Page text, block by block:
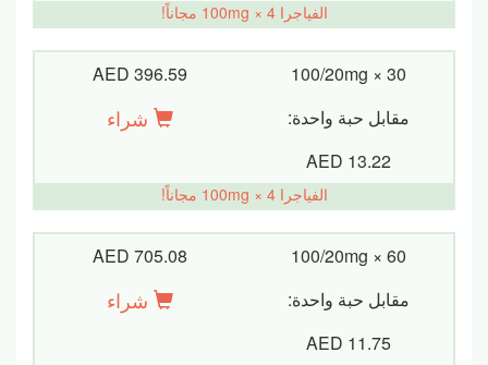
الفياجرا 100mg × 4 مجاناً!
AED 396.59 100/20mg × 30
شراء
مقابل حبة واحدة:
AED 13.22
الفياجرا 100mg × 4 مجاناً!
AED 705.08 100/20mg × 60
شراء
مقابل حبة واحدة:
AED 11.75